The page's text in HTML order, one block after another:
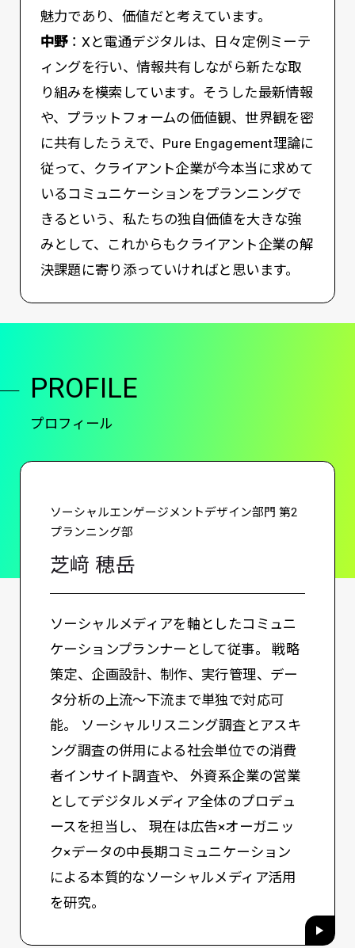
魅力であり、価値だと考えています。
中野：Xと電通デジタルは、日々定例ミーテ
ィングを行い、情報共有しながら新たな取
り組みを模索しています。そうした最新情報
や、プラットフォームの価値観、世界観を密
に共有したうえで、Pure Engagement理論に
従って、クライアント企業が今本当に求めて
いるコミュニケーションをプランニングで
きるという、私たちの独自価値を大きな強
みとして、これからもクライアント企業の解
決課題に寄り添っていければと思います。
PROFILE
プロフィール
芝﨑 穂岳
ソーシャルエンゲージメントデザイン部門 第2
プランニング部
ソーシャルメディアを軸としたコミュニ
ケーションプランナーとして従事。 戦略
策定、企画設計、制作、実行管理、デー
タ分析の上流〜下流まで単独で対応可
能。 ソーシャルリスニング調査とアスキ
ング調査の併用による社会単位での消費
者インサイト調査や、 外資系企業の営業
としてデジタルメディア全体のプロデュ
ースを担当し、 現在は広告×オーガニッ
ク×データの中長期コミュニケーション
による本質的なソーシャルメディア活用
を研究。